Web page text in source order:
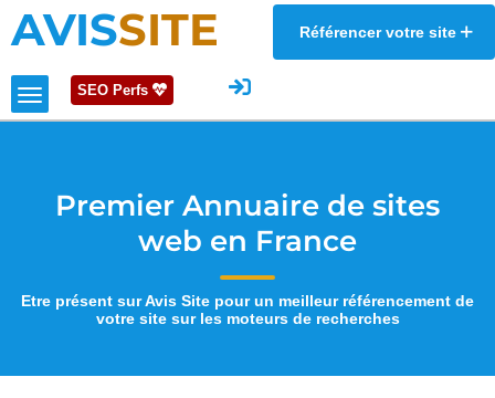
AVISSITE Référencer votre site
SEO Perfs
Premier Annuaire de sites
web en France
Etre présent sur Avis Site pour un meilleur référencement de
votre site sur les moteurs de recherches